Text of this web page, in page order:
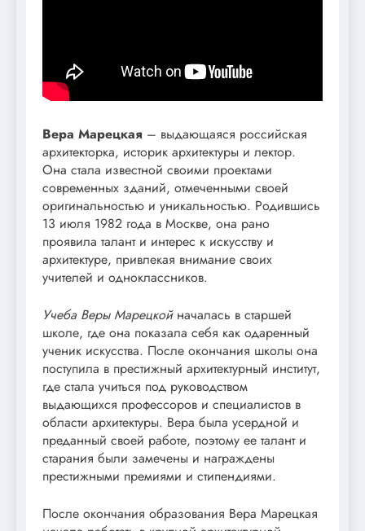
Вера Марецкая – выдающаяся российская
архитекторка, историк архитектуры и лектор.
Она стала известной своими проектами
современных зданий, отмеченными своей
оригинальностью и уникальностью. Родившись
13 июля 1982 года в Москве, она рано
проявила талант и интерес к искусству и
архитектуре, привлекая внимание своих
учителей и одноклассников.
Учеба Веры Марецкойначалась в старшей
школе, где она показала себя как одаренный
ученик искусства. После окончания школы она
поступила в престижный архитектурный институт,
где стала учиться под руководством
выдающихся профессоров и специалистов в
области архитектуры. Вера была усердной и
преданный своей работе, поэтому ее талант и
старания были замечены и награждены
престижными премиями и стипендиями.
После окончания образования Вера Марецкая